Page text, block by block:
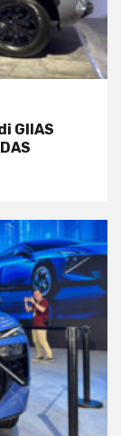
GIIAS